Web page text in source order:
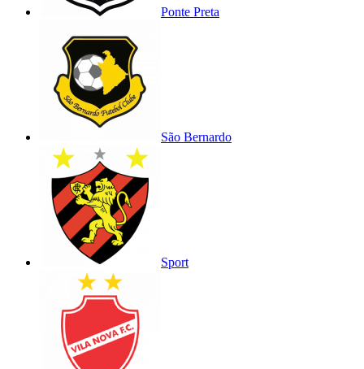
Ponte Preta
São Bernardo
Sport